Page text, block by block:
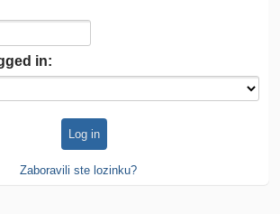
in:
Zaboravili ste lozinku?